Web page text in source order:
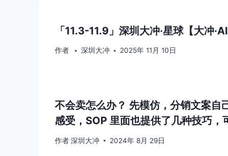
「11.3-11.9」深圳大冲·星球【大冲
作者 深圳大冲 2025年 11月 10日
不会卖怎么办？ 先模仿，分销文案自
感受，SOP 里面也提供了几种技巧，
作者深圳大冲 2024年 8月 29日